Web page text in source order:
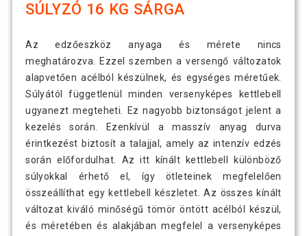
SÚLYZÓ 16 KG SÁRGA
Az edzőeszköz anyaga és mérete nincs
meghatározva. Ezzel szemben a versengő változatok
alapvetően acélból készülnek, és egységes méretűek.
Súlyától függetlenül minden versenyképes kettlebell
ugyanezt megteheti. Ez nagyobb biztonságot jelent a
kezelés során. Ezenkívül a masszív anyag durva
érintkezést biztosít a talajjal, amely az intenzív edzés
során előfordulhat. Az itt kínált kettlebell különböző
súlyokkal érhető el, így ötleteinek megfelelően
összeállíthat egy kettlebell készletet. Az összes kínált
változat kiváló minőségű tömör öntött acélból készül,
és méretében és alakjában megfelel a versenyképes